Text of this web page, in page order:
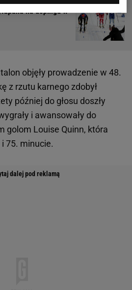
na dopingu w
objęły prowadzenie w 48.
z rzutu karnego zdobył
później do głosu doszły
i awansowały do
golom Louise Quinn, która
75. minucie.